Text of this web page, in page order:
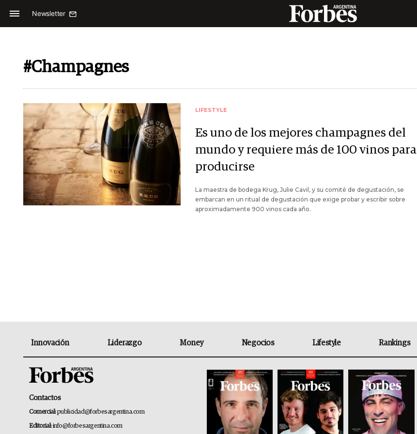
Newsletter
#Champagnes
LIFESTYLE
Es uno de los mejores champagnes del
mundo y requiere más de 100 vinos para
producirse
La maestra de bodega Krug, Julie Cavil, y su comité de degustación, se
embarcan en un ritual de degustación que exige probar y escribir sobre
aproximadamente 900 vinos cada año.
Innovación Liderazgo Money Negocios Lifestyle Rankings
Contactos
Comercial:publicidad@forbesargentina.com
Editorial:info@forbesargentina.com